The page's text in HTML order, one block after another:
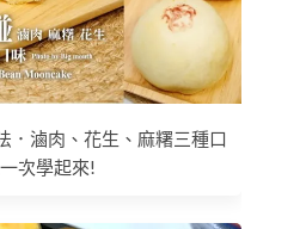
．滷肉、花生、麻糬三種口
次學起來!